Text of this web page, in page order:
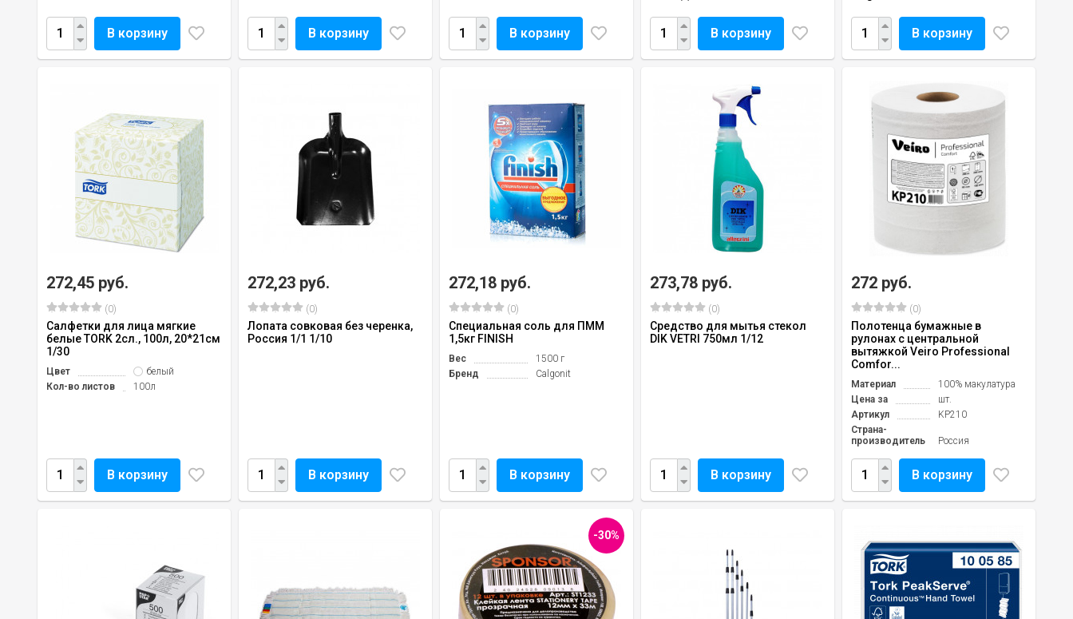
В корзину В корзину В корзину В корзину В корзину
272,45 руб.
(0)
Салфетки для лица мягкие
белые TORK 2сл., 100л, 20*21см
1/30
Цвет
белый
Кол-во листов
100л
В корзину
272,23 руб.
(0)
Лопата совковая без черенка,
Россия 1/1 1/10
В корзину
272,18 руб.
(0)
Специальная соль для ПММ
1,5кг FINISH
Вес
1500 г
Бренд
Calgonit
В корзину
273,78 руб.
(0)
Средство для мытья стекол
DIK VETRI 750мл 1/12
В корзину
272 руб.
(0)
Полотенца бумажные в
рулонах с центральной
вытяжкой Veiro Professional
Comfor...
Материал
100% макулатура
Цена за
шт.
Артикул
KP210
Страна-
производитель
Россия
В корзину
-30%